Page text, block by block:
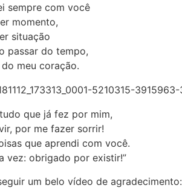
sempre com você
momento,
situação
passar do tempo,
meu coração.
que já fez por mim,
por me fazer sorrir!
que aprendi com você.
vez: obrigado por existir!”
um belo vídeo de agradecimento: